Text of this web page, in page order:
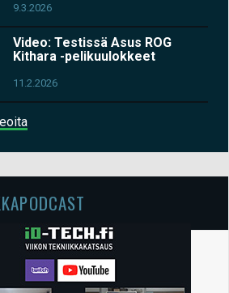
9.3.2026
Video: Testissä Asus ROG
Kithara -pelikuulokkeet
11.2.2026